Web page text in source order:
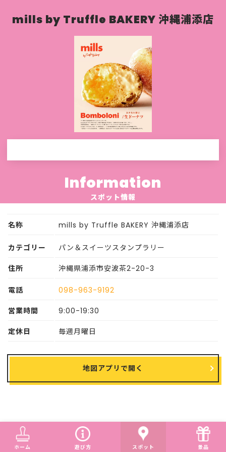
ホーム 遊び方 スポット 景品
mills by Truffle BAKERY 沖縄浦添店
Information
スポット情報
名称 mills by Truffle BAKERY 沖縄浦添店
カテゴリー パン＆スイーツスタンプラリー
住所 沖縄県浦添市安波茶2-20-3
電話 098-963-9192
営業時間 9:00-19:30
定休日 毎週月曜日
地図アプリで開く